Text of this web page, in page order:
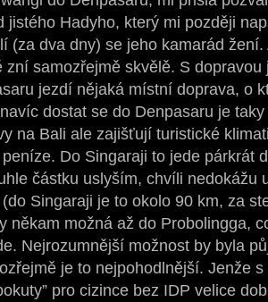
jistého Hadyho, který mi později
(za dva dny) se jeho kamarád
zní samozřejmě skvělě. S
jezdí nějaká místní doprava, o
dostat se do Denpasaru je
na Bali ale zajišťují turistické
Do Singaraji to jede párkrát
částku uslyším, chvíli nedokážu
Singaraji je to okolo 90 km, za
někam možná až do Probolingga,
Nejrozumnější možnost by byla
je to nejpohodlnější. Jenže
pro cizince bez IDP velice